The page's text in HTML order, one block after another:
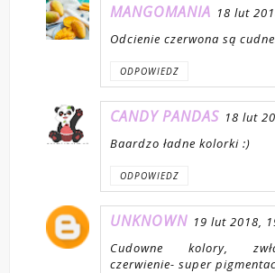
MANGOMANIA 18 lut
Odcienie czerwona są
ODPOWIEDZ
CANDY PANDAS 18 lut
Baardzo ładne kolorki :)
ODPOWIEDZ
UNKNOWN 19 lut 2018,
Cudowne kolory,
czerwienie- super